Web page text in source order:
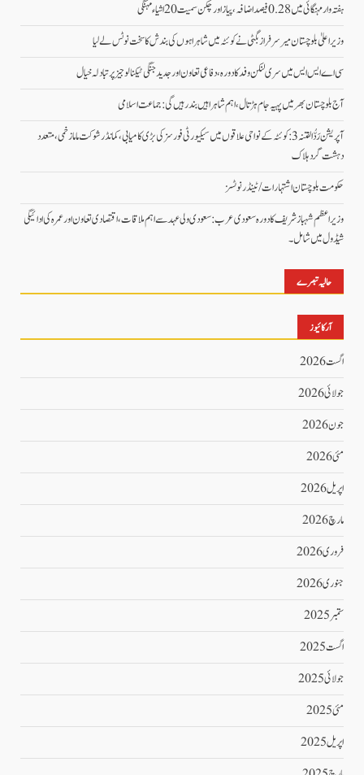
ہفتہ وار مہنگائی میں 0.28 فیصد اضافہ، پیاز اور چکن سمیت 20 اشیاء مہنگی
وزیراعلیٰ بلوچستان میر سرفراز بگٹی نے کوئٹہ میں شاہراہوں کی بندش کا سخت نوٹس لے لیا
سی اے ایس ایس میں سری لنکن وفد کا دورہ، دفاعی تعاون اور جدید جنگی ٹیکنالوجیز پر تبادلہ خیال
آج بلوچستان بھر میں پہیہ جام ہڑتال، اہم شاہراہیں بند رہیں گی: جماعت اسلامی
آپریشن رَدُّ الفتنہ 3: کوئٹہ کے نواحی علاقوں میں سیکیورٹی فورسز کی بڑی کامیابی، کمانڈر شوکت ماما زخمی، متعدد
دہشت گرد ہلاک
حکومت بلوچستان اشتہارات/ ٹینڈر نوٹسز
وزیراعظم شہباز شریف کا دورہ سعودی عرب: سعودی ولی عہد سے اہم ملاقات، اقتصادی تعاون اور عمرہ کی ادائیگی
شیڈول میں شامل۔
حالیہ تبصرے
آرکائیوز
اگست 2026
جولائی 2026
جون 2026
مئی 2026
اپریل 2026
مارچ 2026
فروری 2026
جنوری 2026
ستمبر 2025
اگست 2025
جولائی 2025
مئی 2025
اپریل 2025